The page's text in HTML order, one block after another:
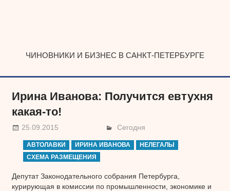
ЧИНОВНИКИ И БИЗНЕС В САНКТ-ПЕТЕРБУРГЕ
Ирина Иванова: Получится евтухня
какая-то!
25.09.2015 Сегодня
АВТОЛАВКИ ИРИНА ИВАНОВА
НЕЛЕГАЛЫ
СХЕМА РАЗМЕЩЕНИЯ
Депутат Законодательного собрания Петербурга,
курирующая в комиссии по промышленности, экономике и